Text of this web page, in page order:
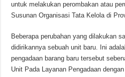
untuk melakukan perombakan atau
Susunan Organisasi Tata Kelola di
Beberapa perubahan yang dilakukan
didirikannya sebuah unit baru. Ini
pengadaan barang baru tersebut
Unit Pada Layanan Pengadaan